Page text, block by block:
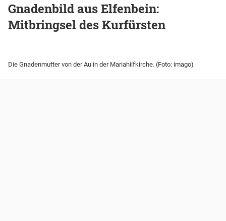
Gnadenbild aus Elfenbein:
Mitbringsel des Kurfürsten
Die Gnadenmutter von der Au in der Mariahilfkirche. (Foto: imago)